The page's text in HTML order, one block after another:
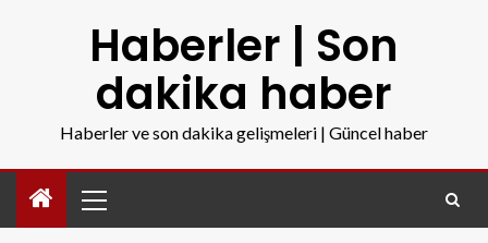
Haberler | Son
dakika haber
Haberler ve son dakika gelişmeleri | Güncel haber